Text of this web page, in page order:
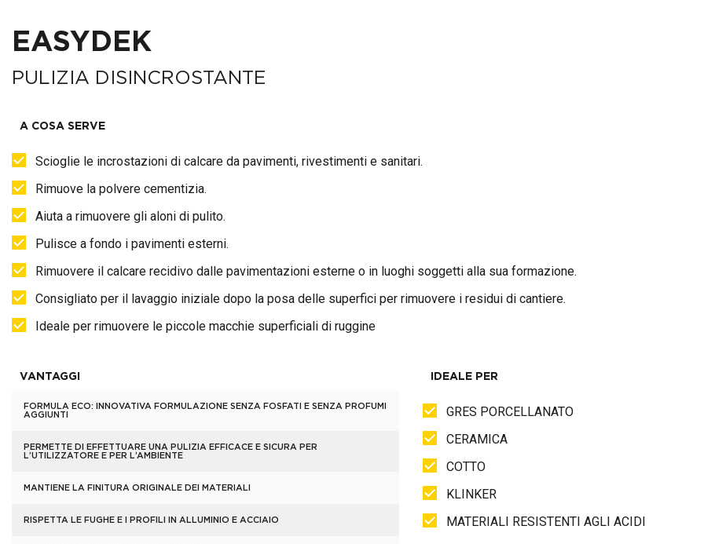
EASYDEK
PULIZIA DISINCROSTANTE
A COSA SERVE
Scioglie le incrostazioni di calcare da pavimenti, rivestimenti e sanitari.
Rimuove la polvere cementizia.
Aiuta a rimuovere gli aloni di pulito.
Pulisce a fondo i pavimenti esterni.
Rimuovere il calcare recidivo dalle pavimentazioni esterne o in luoghi soggetti alla sua formazione.
Consigliato per il lavaggio iniziale dopo la posa delle superfici per rimuovere i residui di cantiere.
Ideale per rimuovere le piccole macchie superficiali di ruggine
VANTAGGI
FORMULA ECO: INNOVATIVA FORMULAZIONE SENZA FOSFATI E SENZA PROFUMI
AGGIUNTI
PERMETTE DI EFFETTUARE UNA PULIZIA EFFICACE E SICURA PER
L’UTILIZZATORE E PER L’AMBIENTE
MANTIENE LA FINITURA ORIGINALE DEI MATERIALI
RISPETTA LE FUGHE E I PROFILI IN ALLUMINIO E ACCIAIO
IDEALE PER
GRES PORCELLANATO
CERAMICA
COTTO
KLINKER
MATERIALI RESISTENTI AGLI ACIDI